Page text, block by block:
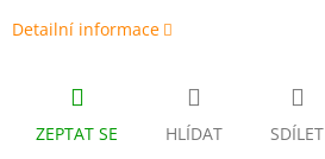
Detailní informace
ZEPTAT SE HLÍDAT SDÍLET